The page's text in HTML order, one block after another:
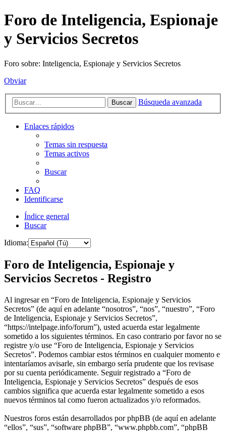
Foro de Inteligencia, Espionaje
y Servicios Secretos
Foro sobre: Inteligencia, Espionaje y Servicios Secretos
Obviar
Buscar Búsqueda avanzada
Enlaces rápidos
Temas sin respuesta
Temas activos
Buscar
FAQ
Identificarse
Índice general
Buscar
Idioma:
Foro de Inteligencia, Espionaje y
Servicios Secretos - Registro
Al ingresar en “Foro de Inteligencia, Espionaje y Servicios
Secretos” (de aquí en adelante “nosotros”, “nos”, “nuestro”, “Foro
de Inteligencia, Espionaje y Servicios Secretos”,
“https://intelpage.info/forum”), usted acuerda estar legalmente
sometido a los siguientes términos. En caso contrario por favor no se
registre y/o use “Foro de Inteligencia, Espionaje y Servicios
Secretos”. Podemos cambiar estos términos en cualquier momento e
intentaríamos avisarle, sin embargo sería prudente que los revisase
por su cuenta periódicamente. Seguir registrado a “Foro de
Inteligencia, Espionaje y Servicios Secretos” después de esos
cambios significa que acuerda estar legalmente sometido a esos
nuevos términos tal como fueron actualizados y/o reformados.
Nuestros foros están desarrollados por phpBB (de aquí en adelante
“ellos”, “sus”, “software phpBB”, “www.phpbb.com”, “phpBB